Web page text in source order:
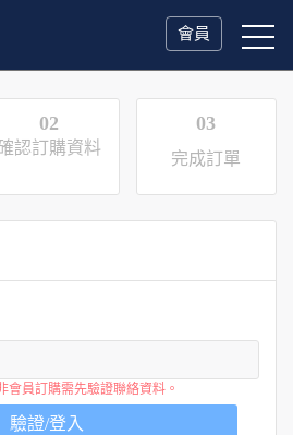
會員
02
認訂購資料
03
完成訂單
會員訂購需先驗證聯絡資料。
驗證/登入